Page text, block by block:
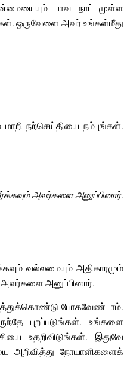
பாவ நாட்டமுள்ள
ஒருவேளை அவர் உங்கள்மீது
நற்செய்தியை நம்புங்கள்.
அவர்களை அனுப்பினார்.
வல்லமையும் அதிகாரமும்
அவர்களை அனுப்பினார்.
போகவேண்டாம்.
புறப்படுங்கள். உங்களை
உதறிவிடுங்கள். இதுவே
அறிவித்து நோயாளிகளைக்